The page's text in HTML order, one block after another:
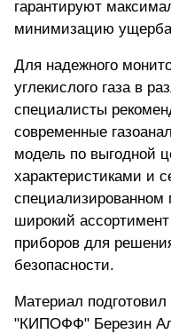
гарантируют
минимизацию
Для надежного
углекислого газа в
специалисты
современные
модель по выгодной
характеристиками и
специализированном
широкий
приборов для
безопасности.
Материал
"КИПОФФ" Березин